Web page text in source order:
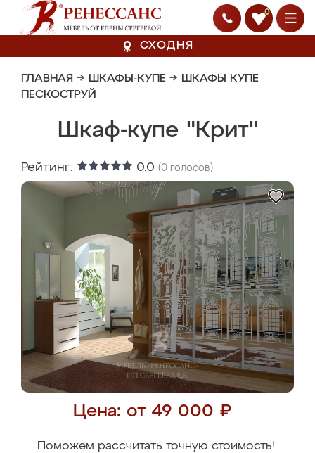
0
СХОДНЯ
ГЛАВНАЯ → ШКАФЫ-КУПЕ → ШКАФЫ КУПЕ
ПЕСКОСТРУЙ
Шкаф-купе "Крит"
Рейтинг: 0.0 (0 голосов)
Цена: от 49 000 ₽
Поможем рассчитать точную стоимость!